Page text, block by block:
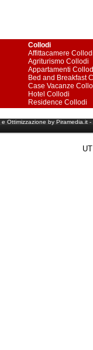
Collodi
Affittacamere
Agriturismo Collodi
Appartamenti
Bed and Breakfast
Case Vacanze
Hotel Collodi
Residence Collodi
e Ottimizzazione by Piramedia .it